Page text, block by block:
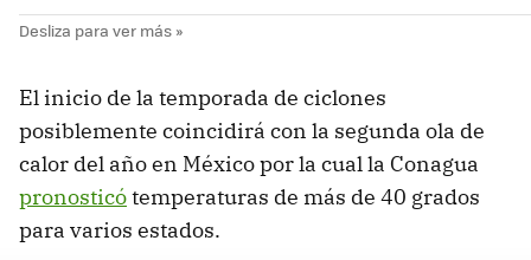
El inicio de la temporada de ciclones
posiblemente coincidirá con la segunda ola de
calor del año en México por la cual la Conagua
pronosticótemperaturas de más de 40 grados
para varios estados.